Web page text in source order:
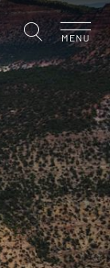
MENU